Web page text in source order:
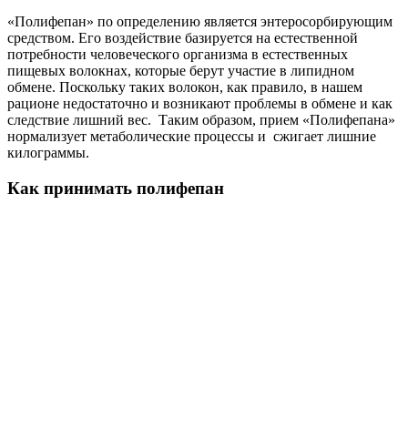
«Полифепан» по определению является энтеросорбирующим
средством. Его воздействие базируется на естественной
потребности человеческого организма в естественных
пищевых волокнах, которые берут участие в липидном
обмене. Поскольку таких волокон, как правило, в нашем
рационе недостаточно и возникают проблемы в обмене и как
следствие лишний вес. Таким образом, прием «Полифепана»
нормализует метаболические процессы и сжигает лишние
килограммы.
Как принимать полифепан